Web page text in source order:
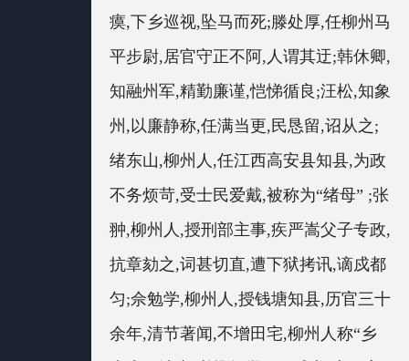
瘼,下乡巡视,坠马而死;滕处厚,任柳州马
平步尉,居官守正不阿,人谓其迂;韩休卿,
知融州军,精勤廉谨,恺悌循良;汪松,知象
州,以廉静称,任满当更,民恳留,诏从之;
绪东山,柳州人,任江西高安县知县,为政
不务烦苛,受士民爱戴,被称为“绪母” ;张
翀,柳州人,授刑部主事,疾严嵩父子专政,
抗章劾之,词甚切直,遭下狱拷讯,谪戍都
匀;佘勉学,柳州人,授钱塘知县,历官三十
余年,清节著闻,不增田宅,柳州人称“乡